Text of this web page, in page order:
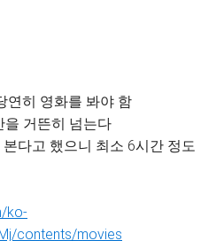
연히 영화를 봐야 함
을 거뜬히 넘는다
다고 했으니 최소 6시간 정도
ko-
contents/movies